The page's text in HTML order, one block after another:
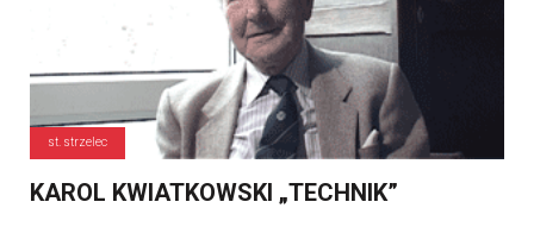
st. strzelec
KAROL KWIATKOWSKI „TECHNIK”